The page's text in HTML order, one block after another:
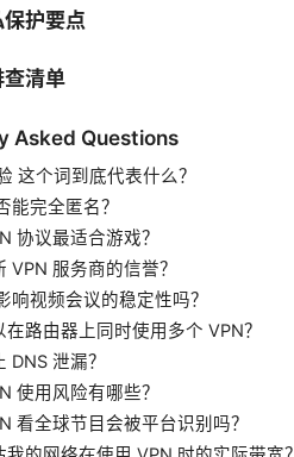
护要点
清单
Asked Questions
这个词到底代表什么？
能完全匿名？
协议最适合游戏？
VPN 服务商的信誉？
响视频会议的稳定性吗？
路由器上同时使用多个 VPN？
DNS 泄漏？
使用风险有哪些？
看全球节目会被平台识别吗？